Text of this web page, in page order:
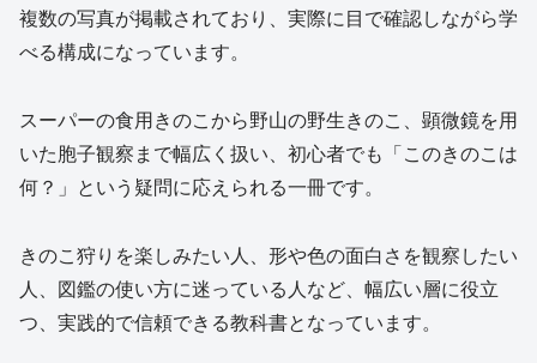
複数の写真が掲載されており、実際に目で確認しながら学
べる構成になっています。
スーパーの食用きのこから野山の野生きのこ、顕微鏡を用
いた胞子観察まで幅広く扱い、初心者でも「このきのこは
何？」という疑問に応えられる一冊です。
きのこ狩りを楽しみたい人、形や色の面白さを観察したい
人、図鑑の使い方に迷っている人など、幅広い層に役立
つ、実践的で信頼できる教科書となっています。